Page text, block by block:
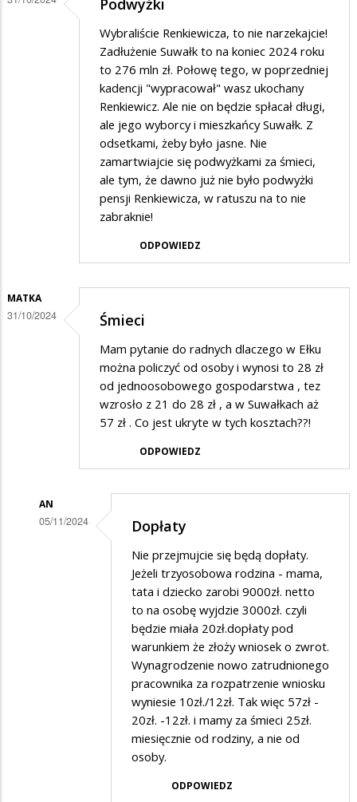
na
Podwyżki
Wybraliście Renkiewicza, to nie narzekajcie!
Zadłużenie Suwałk to na koniec 2024 roku
to 276 mln zł. Połowę tego, w poprzedniej
kadencji "wypracował" wasz ukochany
Renkiewicz. Ale nie on będzie spłacał długi,
ale jego wyborcy i mieszkańcy Suwałk. Z
odsetkami, żeby było jasne. Nie
zamartwiajcie się podwyżkami za śmieci,
ale tym, że dawno już nie było podwyżki
pensji Renkiewicza, w ratuszu na to nie
zabraknie!
ODPOWIEDZ
MATKA
31/10/2024 Śmieci
Mam pytanie do radnych dlaczego w Ełku
można policzyć od osoby i wynosi to 28 zł
od jednoosobowego gospodarstwa , tez
wzrosło z 21 do 28 zł , a w Suwałkach aż
57 zł . Co jest ukryte w tych kosztach??!
ODPOWIEDZ
AN
05/11/2024 Dopłaty
Nie przejmujcie się będą dopłaty.
Jeżeli trzyosobowa rodzina - mama,
tata i dziecko zarobi 9000zł. netto
to na osobę wyjdzie 3000zł. czyli
będzie miała 20zł.dopłaty pod
warunkiem że złoży wniosek o zwrot.
Wynagrodzenie nowo zatrudnionego
pracownika za rozpatrzenie wniosku
wyniesie 10zł./12zł. Tak więc 57zł -
20zł. -12zł. i mamy za śmieci 25zł.
miesięcznie od rodziny, a nie od
osoby.
ODPOWIEDZ